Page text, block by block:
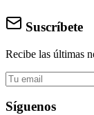
Suscríbete
Recibe las últimas
Síguenos